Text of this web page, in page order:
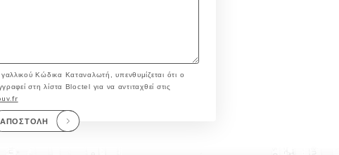
Κώδικα Καταναλωτή, υπενθυμίζεται ότι ο
στη λίστα Bloctel για να αντιταχθεί στις
ΑΠΟΣΤΟΛΉ